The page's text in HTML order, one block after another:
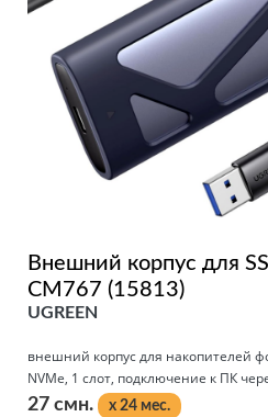
Внешний корпус для
CM767 (15813)
UGREEN
внешний корпус для накопителей
NVMe, 1 слот, подключение к ПК
27 смн.
x 24 мес.